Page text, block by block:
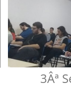
3Âª